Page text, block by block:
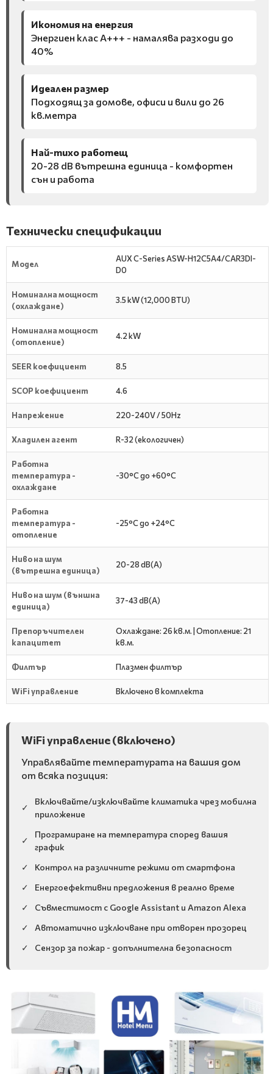
Икономия на енергия
Энергиен клас A+++ - намалява разходи до
40%
Идеален размер
Подходящ за домове, офиси и вили до 26
кв.метра
Най-тихо работещ
20-28 dB вътрешна единица - комфортен
сън и работа
Технически спецификации
Модел
AUX C-Series ASW-H12C5A4/CAR3DI-
D0
Номинална мощност
(охлаждане)
3.5 kW (12,000 BTU)
Номинална мощност
(отопление)
4.2 kW
SEER коефициент 8.5
SCOP коефициент 4.6
Напрежение 220-240V / 50Hz
Хладилен агент R-32 (екологичен)
Работна
температура -
охлаждане
-30°C до +60°C
Работна
температура -
отопление
-25°C до +24°C
Ниво на шум
(вътрешна единица)
20-28 dB(A)
Ниво на шум (външна
единица)
37-43 dB(A)
Препоръчителен
капацитет
Охлаждане: 26 кв.м. | Отопление: 21
кв.м.
Филтър Плазмен филтър
WiFi управление Включено в комплекта
WiFi управление (включено)
Управлявайте температурата на вашия дом
от всяка позиция:
✓
Включвайте/изключвайте климатика чрез мобилна
приложение
✓
Програмиране на температура според вашия
график
✓
Контрол на различните режими от смартфона
✓
Енергоефективни предложения в реално време
✓
Съвместимост с Google Assistant и Amazon Alexa
✓
Автоматично изключване при отворен прозорец
✓
Сензор за пожар - допълнителна безопасност